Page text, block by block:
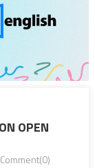
OPEN
Comment(0)